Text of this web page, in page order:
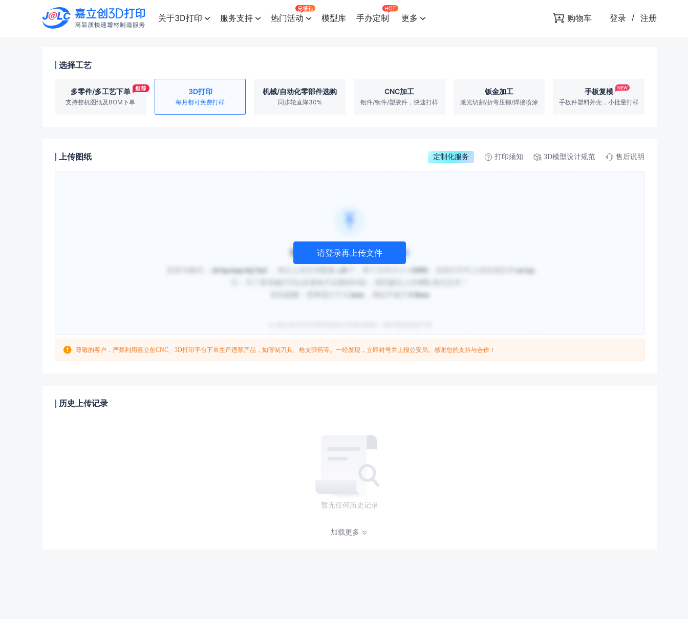
高品质快速增材制造服务
关于3D打印 服务支持 热门活动 模型库 手办定制 更多 购物车 登录 / 注册
选择工艺
多零件/多工艺下单
支持整机图纸及BOM下单
3D打印
每月都可免费打样
机械/自动化零部件选购
同步轮直降30%
CNC加工
铝件/钢件/塑胶件，快速打样
钣金加工
激光切割/折弯压铆/焊接喷涂
手板复模
手板件塑料外壳，小批量打样
上传图纸 定制化服务 打印须知 3D模型设计规范 售后说明
拖拽文件到此处，或点击上传
stl/stp/step/obj/3mf
rar/zip
0.8mm
请登录再上传文件
尊敬的客户，严禁利用嘉立创CNC、3D打印平台下单生产违禁产品，如管制刀具、枪支弹药等。一经发现，立即封号并上报公安局。感谢您的支持与合作！
历史上传记录
暂无任何历史记录
加载更多